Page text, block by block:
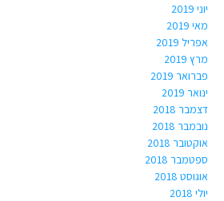
יוני 2019
מאי 2019
אפריל 2019
מרץ 2019
פברואר 2019
ינואר 2019
דצמבר 2018
נובמבר 2018
אוקטובר 2018
ספטמבר 2018
אוגוסט 2018
יולי 2018